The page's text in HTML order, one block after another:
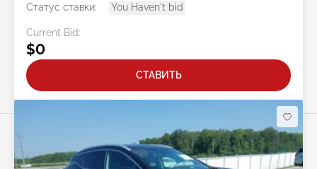
Статус ставки:
You Haven't bid
Current Bid:
$0
СТАВИТЬ